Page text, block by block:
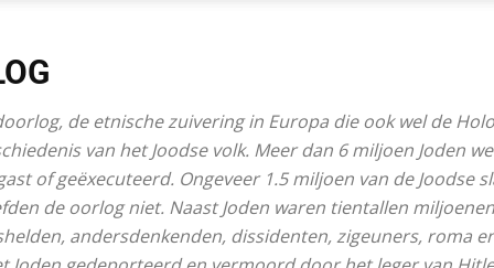
de etnische zuivering in Europa die ook wel de
van het Joodse volk. Meer dan 6 miljoen Joden
of geëxecuteerd. Ongeveer 1.5 miljoen van de Joodse
de oorlog niet. Naast Joden waren tientallen
andersdenkenden, dissidenten, zigeuners, roma en